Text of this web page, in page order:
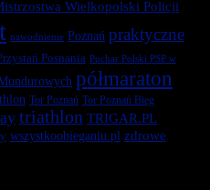
Wielkopolski Policji
nawodnienie Poznań praktyczne
Posnania Puchar Polski PSP w
półmaraton
Tor Poznań Tor Poznań Bieg
triathlon TRIGAR.PL
wszystkoobieganiu.pl zdrowe